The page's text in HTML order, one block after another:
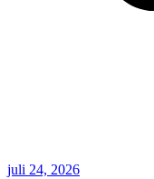
juli 24, 2026